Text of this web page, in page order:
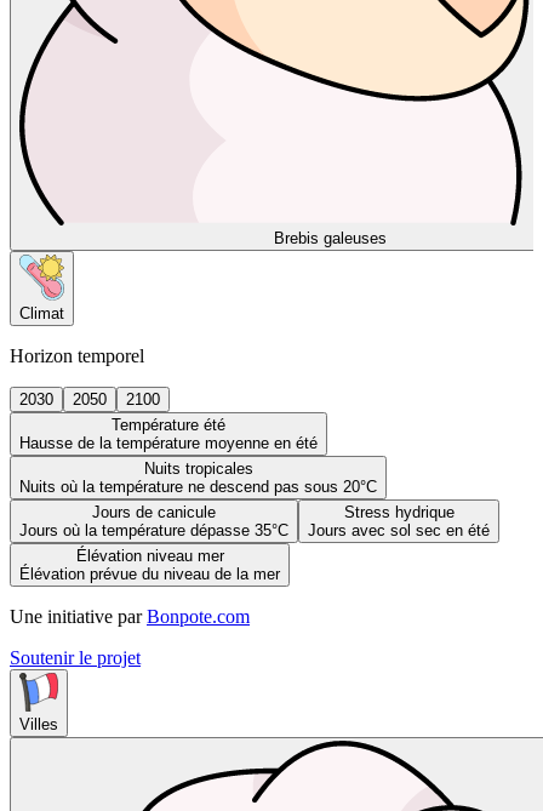
Brebis galeuses
Climat
Horizon temporel
2030 2050
2100
Température été
Hausse de la température moyenne en été
Nuits tropicales
Nuits où la température ne descend pas sous 20°C
Jours de canicule
Jours où la température dépasse 35°C
Stress hydrique
Jours avec sol sec en été
Élévation niveau mer
Élévation prévue du niveau de la mer
Une initiative par Bonpote.com
Soutenir le projet
Villes